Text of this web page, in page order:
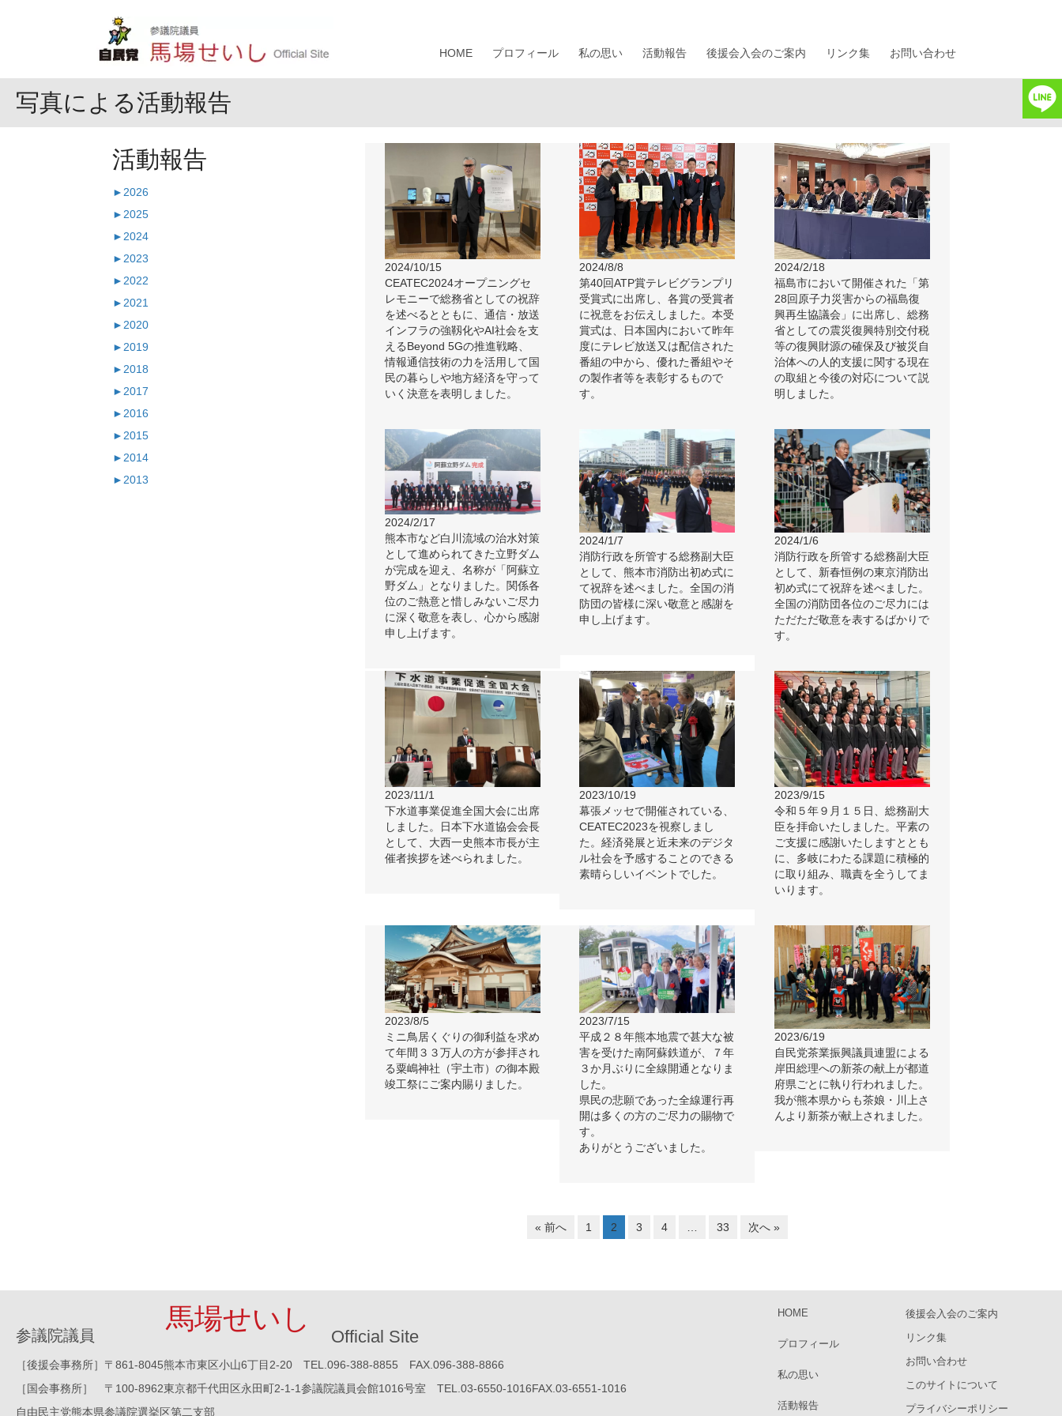
HOME プロフィール 私の思い 活動報告 後援会入会のご案内 リンク集 お問い合わせ
写真による活動報告
活動報告
► 2026
► 2025
► 2024
► 2023
► 2022
► 2021
► 2020
► 2019
► 2018
► 2017
► 2016
► 2015
► 2014
► 2013
2024/10/15
CEATEC2024オープニングセ
レモニーで総務省としての祝辞
を述べるとともに、通信・放送
インフラの強靱化やAI社会を支
えるBeyond 5Gの推進戦略、
情報通信技術の力を活用して国
民の暮らしや地方経済を守って
いく決意を表明しました。
2024/8/8
第40回ATP賞テレビグランプリ
受賞式に出席し、各賞の受賞者
に祝意をお伝えしました。本受
賞式は、日本国内において昨年
度にテレビ放送又は配信された
番組の中から、優れた番組やそ
の製作者等を表彰するもので
す。
2024/2/18
福島市において開催された「第
28回原子力災害からの福島復
興再生協議会」に出席し、総務
省としての震災復興特別交付税
等の復興財源の確保及び被災自
治体への人的支援に関する現在
の取組と今後の対応について説
明しました。
2024/2/17
熊本市など白川流域の治水対策
として進められてきた立野ダム
が完成を迎え、名称が「阿蘇立
野ダム」となりました。関係各
位のご熱意と惜しみないご尽力
に深く敬意を表し、心から感謝
申し上げます。
2024/1/7
消防行政を所管する総務副大臣
として、熊本市消防出初め式に
て祝辞を述べました。全国の消
防団の皆様に深い敬意と感謝を
申し上げます。
2024/1/6
消防行政を所管する総務副大臣
として、新春恒例の東京消防出
初め式にて祝辞を述べました。
全国の消防団各位のご尽力には
ただただ敬意を表するばかりで
す。
2023/11/1
下水道事業促進全国大会に出席
しました。日本下水道協会会長
として、大西一史熊本市長が主
催者挨拶を述べられました。
2023/10/19
幕張メッセで開催されている、
CEATEC2023を視察しまし
た。経済発展と近未来のデジタ
ル社会を予感することのできる
素晴らしいイベントでした。
2023/9/15
令和５年９月１５日、総務副大
臣を拝命いたしました。平素の
ご支援に感謝いたしますととも
に、多岐にわたる課題に積極的
に取り組み、職責を全うしてま
いります。
2023/8/5
ミニ鳥居くぐりの御利益を求め
て年間３３万人の方が参拝され
る粟嶋神社（宇土市）の御本殿
竣工祭にご案内賜りました。
2023/7/15
平成２８年熊本地震で甚大な被
害を受けた南阿蘇鉄道が、７年
３か月ぶりに全線開通となりま
した。
県民の悲願であった全線運行再
開は多くの方のご尽力の賜物で
す。
ありがとうございました。
2023/6/19
自民党茶業振興議員連盟による
岸田総理への新茶の献上が都道
府県ごとに執り行われました。
我が熊本県からも茶娘・川上さ
んより新茶が献上されました。
« 前へ 1 2 3 4 33 次へ »
参議院議員
馬場せいし
Official Site
［後援会事務所］〒861-8045熊本市東区小山6丁目2-20 TEL.096-388-8855 FAX.096-388-8866
［国会事務所］ 〒100-8962東京都千代田区永田町2-1-1参議院議員会館1016号室 TEL.03-6550-1016FAX.03-6551-1016
自由民主党熊本県参議院選挙区第二支部
HOME
プロフィール
私の思い
活動報告
後援会入会のご案内
リンク集
お問い合わせ
このサイトについて
プライバシーポリシー